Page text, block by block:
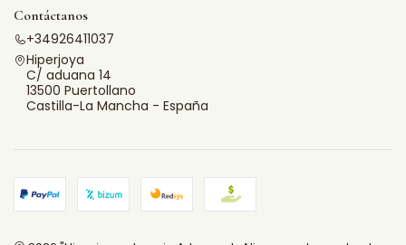
Contáctanos
+34926411037
Hiperjoya
C/ aduana 14
13500 Puertollano
Castilla-La Mancha - España